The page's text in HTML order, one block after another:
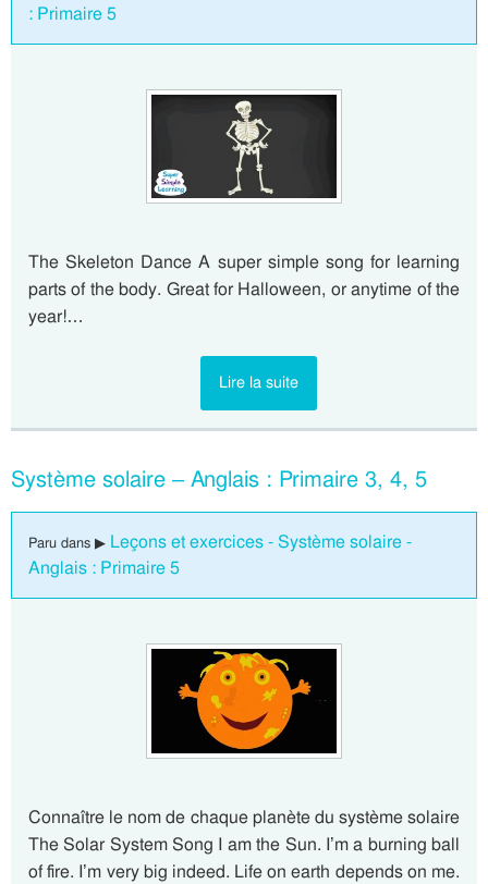
: Primaire 5
The Skeleton Dance A super simple song for learning
parts of the body. Great for Halloween, or anytime of the
year!…
Lire la suite
Système solaire – Anglais : Primaire 3, 4, 5
Paru dans ▶ Leçons et exercices - Système solaire -
Anglais : Primaire 5
Connaître le nom de chaque planète du système solaire
The Solar System Song I am the Sun. I’m a burning ball
of fire. I’m very big indeed. Life on earth depends on me.